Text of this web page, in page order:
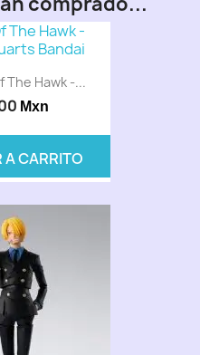
The Hawk -...
Mxn
A CARRITO